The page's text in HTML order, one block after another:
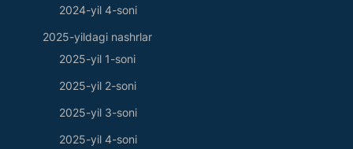
2024-yil 4-soni
2025-yildagi nashrlar
2025-yil 1-soni
2025-yil 2-soni
2025-yil 3-soni
2025-yil 4-soni